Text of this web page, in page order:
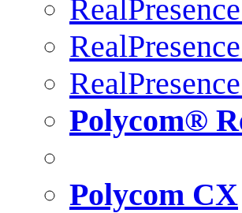
Polycom®
Polycom CX